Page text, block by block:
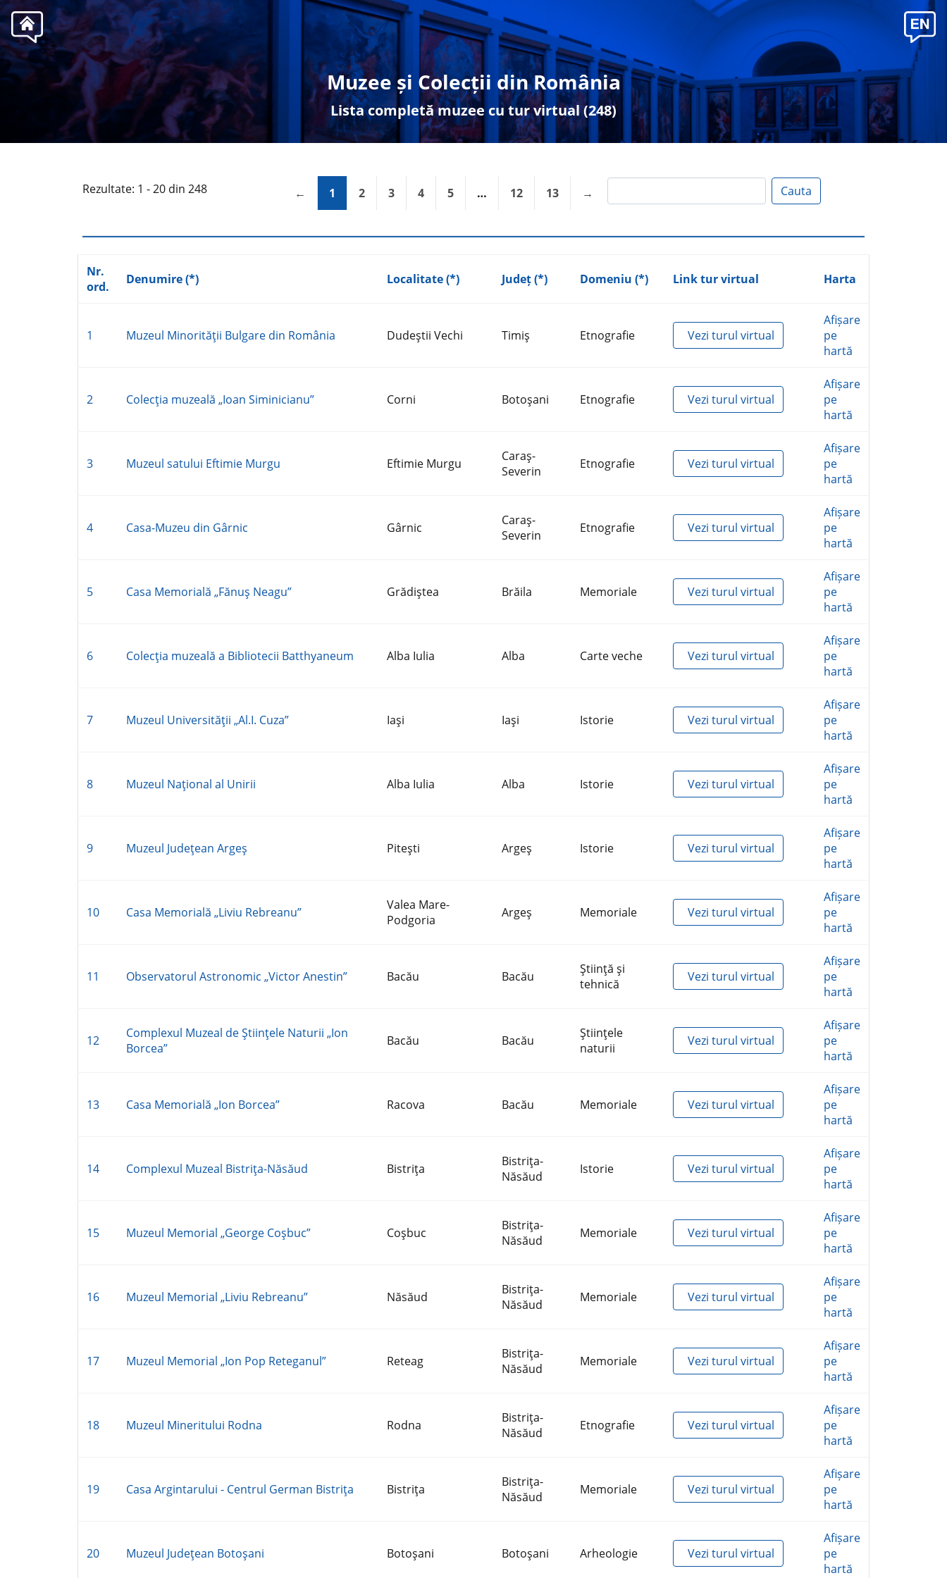
Muzee și Colecții din România
Lista completă muzee cu tur virtual (248)
Rezultate: 1 - 20 din 248 ← previous
page
1 page
2 page
3 page
4 page
5 … page
12 page
13 next
→ Cauta
Nr.
ord.
Denumire (*) Localitate (*) Județ (*) Domeniu (*) Link tur virtual Harta
1 Muzeul Minorităţii Bulgare din România Dudeştii Vechi Timiş Etnografie Vezi turul virtual
Afișare
pe
hartă
2 Colecţia muzeală „Ioan Siminicianu” Corni Botoşani Etnografie Vezi turul virtual
Afișare
pe
hartă
3 Muzeul satului Eftimie Murgu Eftimie Murgu
Caraş-
Severin
Etnografie Vezi turul virtual
Afișare
pe
hartă
4 Casa-Muzeu din Gârnic Gârnic
Caraş-
Severin
Etnografie Vezi turul virtual
Afișare
pe
hartă
5 Casa Memorială „Fănuş Neagu” Grădiştea Brăila Memoriale Vezi turul virtual
Afișare
pe
hartă
6 Colecţia muzeală a Bibliotecii Batthyaneum Alba Iulia Alba Carte veche Vezi turul virtual
Afișare
pe
hartă
7 Muzeul Universităţii „Al.I. Cuza” Iaşi Iaşi Istorie Vezi turul virtual
Afișare
pe
hartă
8 Muzeul Naţional al Unirii Alba Iulia Alba Istorie Vezi turul virtual
Afișare
pe
hartă
9 Muzeul Judeţean Argeş Piteşti Argeş Istorie Vezi turul virtual
Afișare
pe
hartă
10 Casa Memorială „Liviu Rebreanu”
Valea Mare-
Podgoria
Argeş Memoriale Vezi turul virtual
Afișare
pe
hartă
11 Observatorul Astronomic „Victor Anestin” Bacău Bacău
Ştiinţă şi
tehnică
Vezi turul virtual
Afișare
pe
hartă
12
Complexul Muzeal de Ştiinţele Naturii „Ion
Borcea”
Bacău Bacău
Ştiinţele
naturii
Vezi turul virtual
Afișare
pe
hartă
13 Casa Memorială „Ion Borcea” Racova Bacău Memoriale Vezi turul virtual
Afișare
pe
hartă
14 Complexul Muzeal Bistriţa-Năsăud Bistriţa
Bistriţa-
Năsăud
Istorie Vezi turul virtual
Afișare
pe
hartă
15 Muzeul Memorial „George Coşbuc” Coşbuc
Bistriţa-
Năsăud
Memoriale Vezi turul virtual
Afișare
pe
hartă
16 Muzeul Memorial „Liviu Rebreanu” Năsăud
Bistriţa-
Năsăud
Memoriale Vezi turul virtual
Afișare
pe
hartă
17 Muzeul Memorial „Ion Pop Reteganul” Reteag
Bistriţa-
Năsăud
Memoriale Vezi turul virtual
Afișare
pe
hartă
18 Muzeul Mineritului Rodna Rodna
Bistriţa-
Năsăud
Etnografie Vezi turul virtual
Afișare
pe
hartă
19 Casa Argintarului - Centrul German Bistriţa Bistriţa
Bistriţa-
Năsăud
Memoriale Vezi turul virtual
Afișare
pe
hartă
20 Muzeul Judeţean Botoşani Botoşani Botoşani Arheologie Vezi turul virtual
Afișare
pe
hartă